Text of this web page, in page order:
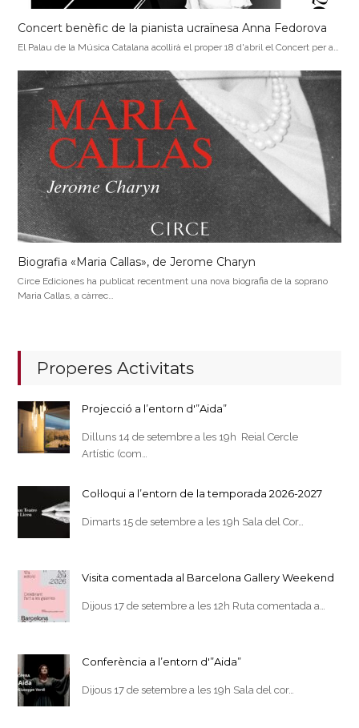
Concert benèfic de la pianista ucraïnesa Anna Fedorova
El Palau de la Música Catalana acollirà el proper 18 d'abril el Concert per a…
Biografia «Maria Callas», de Jerome Charyn
Circe Ediciones ha publicat recentment una nova biografia de la soprano
Maria Callas, a càrrec…
Properes Activitats
Projecció a l’entorn d'”Aida”
Dilluns 14 de setembre a les 19h Reial Cercle
Artístic (com…
Col·loqui a l’entorn de la temporada 2026-2027
Dimarts 15 de setembre a les 19h Sala del Cor…
Visita comentada al Barcelona Gallery Weekend
Dijous 17 de setembre a les 12h Ruta comentada a…
Conferència a l’entorn d'”Aida”
Dijous 17 de setembre a les 19h Sala del cor…